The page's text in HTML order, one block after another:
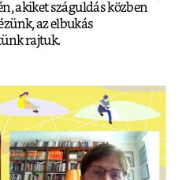
akiket száguldás közben
az elbukás
rajtuk.